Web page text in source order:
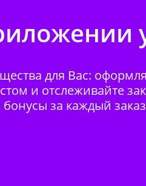
для Вас:
и отслеживайте
за каждый